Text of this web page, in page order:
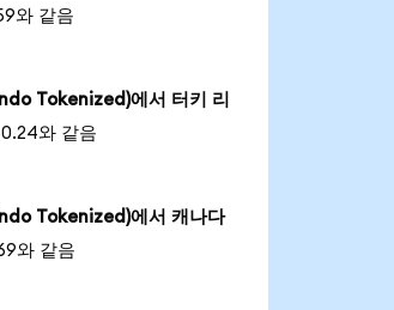
와 같음
Tokenized)에서 터키 리
와 같음
Tokenized)에서 캐나다
와 같음